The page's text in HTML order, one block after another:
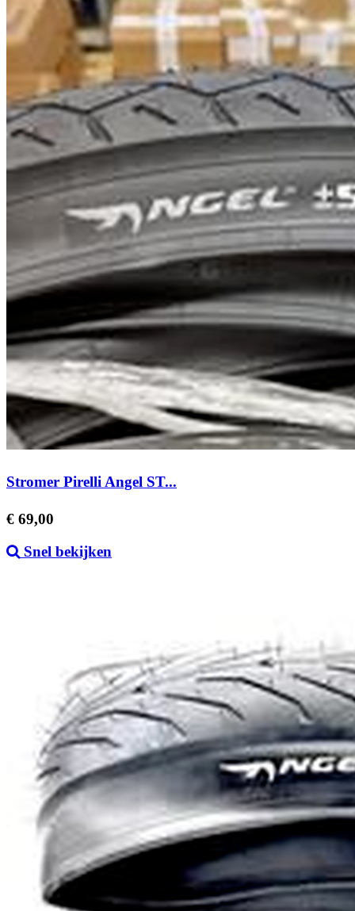
Stromer Pirelli Angel ST...
Prijs
€ 69,00
Snel bekijken